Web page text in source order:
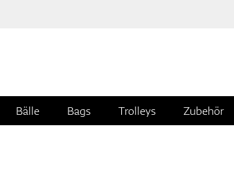
Bälle Bags Trolleys Zubehör